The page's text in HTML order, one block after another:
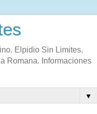
Elpidio Sin Limites.
Romana. Informaciones
▼